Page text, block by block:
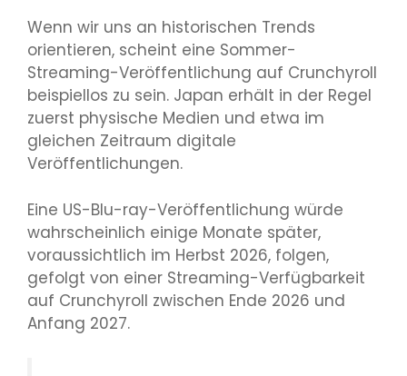
Wenn wir uns an historischen Trends
orientieren, scheint eine Sommer-
Streaming-Veröffentlichung auf Crunchyroll
beispiellos zu sein. Japan erhält in der Regel
zuerst physische Medien und etwa im
gleichen Zeitraum digitale
Veröffentlichungen.
Eine US-Blu-ray-Veröffentlichung würde
wahrscheinlich einige Monate später,
voraussichtlich im Herbst 2026, folgen,
gefolgt von einer Streaming-Verfügbarkeit
auf Crunchyroll zwischen Ende 2026 und
Anfang 2027.